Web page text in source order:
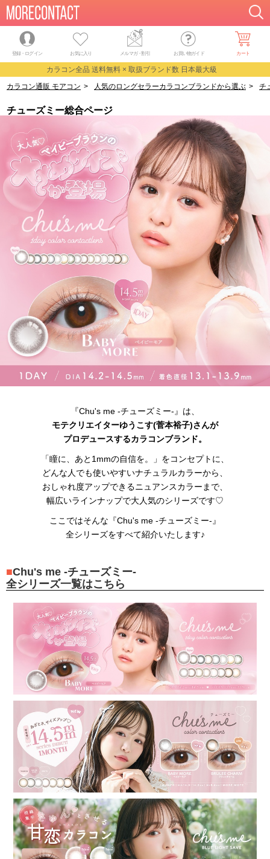
登録・ログイン お気に入り メルマガ・割引 お買い物ガイド カート
カラコン全品 送料無料 × 取扱ブランド数 日本最大級
カラコン通販 モアコン > 人気のロングセラーカラコンブランドから選ぶ > チ
チューズミー総合ページ
『Chu's me -チューズミー-』は、
モテクリエイターゆうこす(菅本裕子)さんが
プロデュースするカラコンブランド。
「瞳に、あと1mmの自信を。」をコンセプトに、
どんな人でも使いやすいナチュラルカラーから、
おしゃれ度アップできるニュアンスカラーまで、
幅広いラインナップで大人気のシリーズです♡
ここではそんな『Chu's me -チューズミー-』
全シリーズをすべて紹介いたします♪
Chu's me -チューズミー-
全シリーズ一覧はこちら